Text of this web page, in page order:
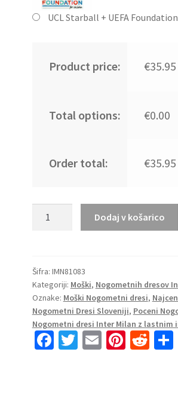
UCL Starball + UEFA
Product price: €35.95
Total options: €0.00
Order total: €35.95
Milan
Gostujoči
2023
Kratek
Rokav
+
Dodaj v košarico
Šifra: IMN81083
Kategoriji: Moški, Nogometnih dresov
Oznake: Moški Nogometni dresi,
Nogometni Dresi Sloveniji, Poceni
Nogometni dresi Inter Milan z lastnim
Fa T E Pi R S